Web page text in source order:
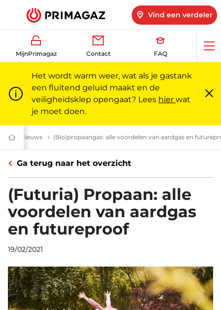
Vind een verdeler
MijnPrimagaz Contact FAQ
Het wordt warm weer, wat als je gastank
een fluitend geluid maakt en de
veiligheidsklep opengaat? Lees hier wat
je moet doen.
Gas
voor
en
|
Primagaz
Nieuws Nieuwsberichten | Primagaz
(Bio)propaangas: alle voordelen van aardgas en
Ga terug naar het overzicht
(Futuria) Propaan: alle
voordelen van aardgas
en futureproof
19/02/2021